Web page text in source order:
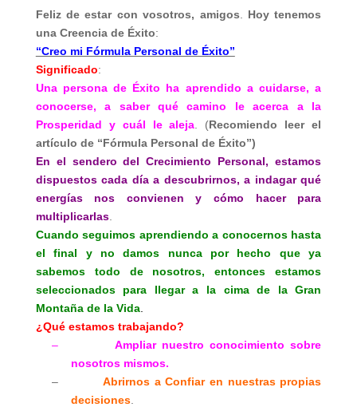
Feliz de estar con vosotros, amigos
Hoy tenemos
una Creencia de Éxito:
“Creo mi Fórmula Personal de Éxito”
Significado:
Una persona de Éxito ha aprendido a cuidarse, a
conocerse, a saber qué camino le acerca a la
Prosperidad y cuál le aleja . (Recomiendo leer el
artículo de “Fórmula Personal de Éxito”)
En el sendero del Crecimiento Personal, estamos
dispuestos cada día a descubrirnos, a indagar qué
energías nos convienen y cómo hacer para
multiplicarlas.
Cuando seguimos aprendiendo a conocernos hasta
el final y no damos nunca por hecho que ya
sabemos todo de nosotros, entonces estamos
seleccionados para llegar a la cima de la Gran
Montaña de la Vida.
¿Qué estamos trabajando?
–
Ampliar nuestro conocimiento sobre
nosotros mismos.
–
Abrirnos a Confiar en nuestras propias
decisiones.